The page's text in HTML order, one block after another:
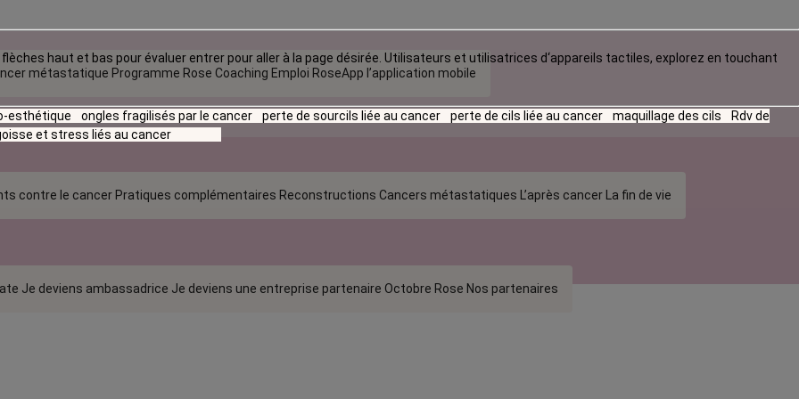
métastatique Programme Rose Coaching Emploi RoseApp l’application mobile
contre le cancer Pratiques complémentaires Reconstructions Cancers métastatiques L’après cancer La fin de vie
Je deviens ambassadrice Je deviens une entreprise partenaire Octobre Rose Nos partenaires
haut et bas pour évaluer entrer pour aller à la page désirée. Utilisateurs et utilisatrices d‘appareils tactiles, explorez en touchant
esthétique ongles fragilisés par le cancer perte de sourcils liée au cancer perte de cils liée au cancer maquillage des cils
Rdv de
et stress liés au cancer